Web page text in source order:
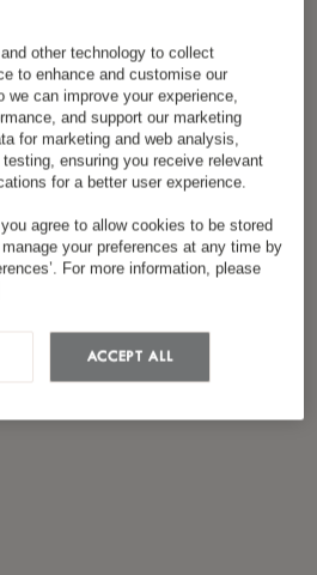
other technology to collect
to enhance and customise our
we can improve your experience,
and support our marketing
for marketing and web analysis,
ensuring you receive relevant
for a better user experience.
agree to allow cookies to be stored
your preferences at any time by
For more information, please
ACCEPT ALL